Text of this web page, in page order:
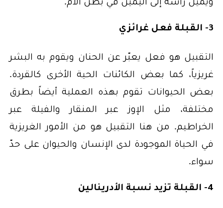
3- القبلة فعل غرائزي
التقبيل هو فعل يعبّر عن الحنان ويقوم به البشر
غريزياً، كما بعض الكائنات الحية الأخرى كالقردة.
بعض الحيوانات تقوم بهذه العملية أيضاً بطرق
مختلفة، مثل الإوز عبر المنقار والفيلة عبر
الخراطيم. من هنا التقبيل هو من الأمور الغريزية
في الحياة الموجودة لدى الإنسان والحيوان على حدّ
سواء.
4- القبلة تزيد نسبة الأدرينالين